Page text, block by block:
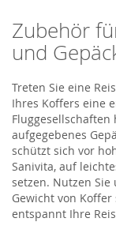
Zubehör
und
Treten Sie eine
Ihres Koffers eine
aufgegebenes
schützt sich vor
Sanivita, auf
setzen. Nutzen Sie
Gewicht von
entspannt Ihre